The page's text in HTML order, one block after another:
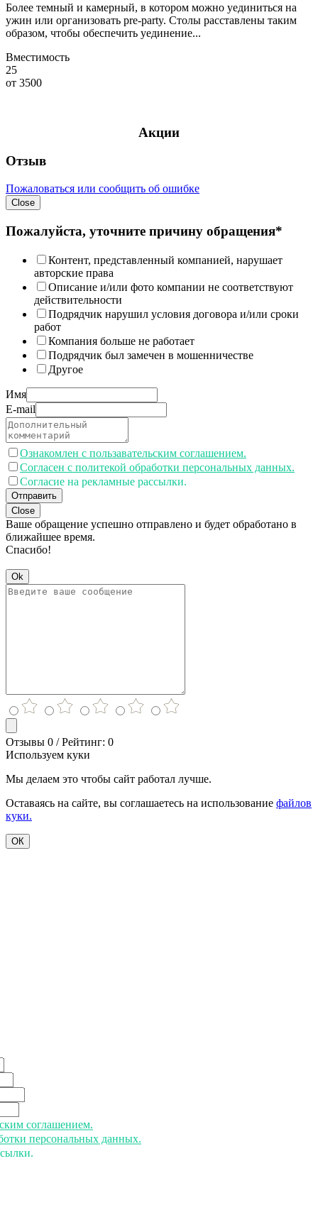
Более темный и камерный, в котором можно уединиться на
ужин или организовать pre-party. Столы расставлены таким
образом, чтобы обеспечить уединение...
Вместимость
25
от 3500
Акции
Отзыв
Пожаловаться или сообщить об ошибке
Close
Пожалуйста, уточните причину обращения*
Контент, представленный компанией, нарушает
авторские права
Описание и/или фото компании не соответствуют
действительности
Подрядчик нарушил условия договора и/или сроки
работ
Компания больше не работает
Подрядчик был замечен в мошенничестве
Другое
Имя
E-mail
Ознакомлен с пользавательским соглашением.
Согласен с политекой обработки персональных данных.
Согласие на рекламные рассылки.
Отправить
Close
Ваше обращение успешно отправлено и будет обработано в
ближайшее время.
Спасибо!
Ok
Отзывы 0 / Рейтинг: 0
Используем куки
Мы делаем это чтобы сайт работал лучше.
Оставаясь на сайте, вы соглашаетесь на использование файлов
куки.
ОК
соглашением.
персональных данных.